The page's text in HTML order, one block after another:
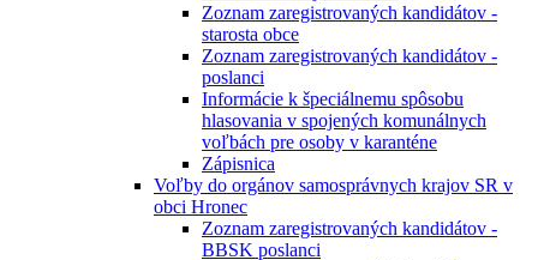
Zoznam zaregistrovaných kandidátov -
starosta obce
Zoznam zaregistrovaných kandidátov -
poslanci
Informácie k špeciálnemu spôsobu
hlasovania v spojených komunálnych
voľbách pre osoby v karanténe
Zápisnica
Voľby do orgánov samosprávnych krajov SR v
obci Hronec
Zoznam zaregistrovaných kandidátov -
BBSK poslanci